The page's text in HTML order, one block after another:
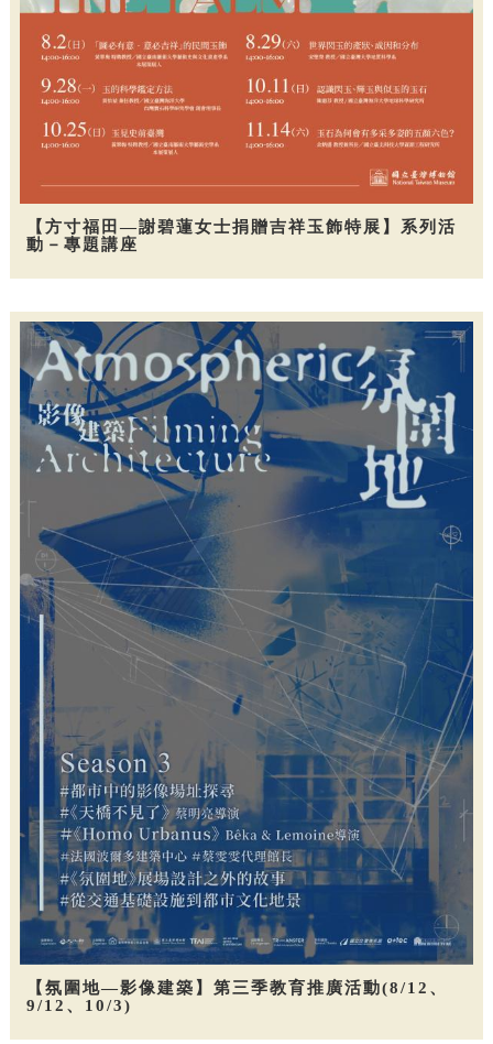
【方寸福田—謝碧蓮女士捐贈吉祥玉飾特展】系列活
動－專題講座
【氛圍地—影像建築】第三季教育推廣活動(8/12、
9/12、10/3)